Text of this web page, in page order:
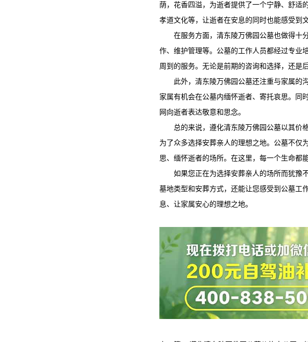
荫，花香四溢，为逝者提供了一个宁静、舒适
孝道文化等，让逝者在安息的同时也能感受到
在服务方面， 清东陵万佛园公墓也做得十
作、维护管理等。公墓的工作人员都经过专业
周到的服务。无论是前期的咨询和选择，还是
此外， 清东陵万佛园公墓还注重与家属的
家属有机会在公墓内缅怀逝者、寄托哀思。同
网向逝者表达敬意和思念。
总的来说，遵化清东陵万佛园公墓以其价
为了众多选择安葬亲人的理想之地。公墓不仅
思、缅怀逝者的场所。在这里，每一个生命都
如果您正在为选择安葬亲人的场所而犹豫
墓地类型和安葬方式，还能让您感受到公墓工
息、让家属安心的理想之地。